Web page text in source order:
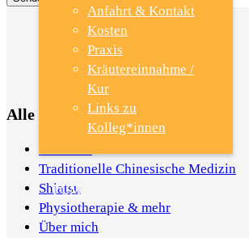
Anfahrt & Kontakt
Kosten
Praxis
Kräutereinnahme /
Kur
Links zu
Kolleg*innen
TCM
Alle Seiten
Traditionelle Chinesische Medizin
Shiatsu
Physiotherapie & mehr
Über mich